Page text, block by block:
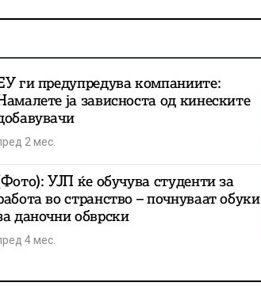
ги предупредува компаниите:
ја зависноста од кинеските
2 мес.
УЈП ќе обучува студенти за
во странство – почнуваат обуки
даночни обврски
4 мес.